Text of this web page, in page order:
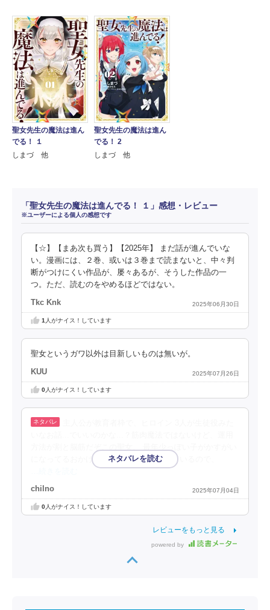
聖女先生の魔法は進ん
でる！ １
しまづ 他
聖女先生の魔法は進ん
でる！ 2
しまづ 他
「聖女先生の魔法は進んでる！ １」感想・レビュー
※ユーザーによる個人の感想です
【☆】【まあ次も買う】【2025年】 まだ話が進んでいな
い。漫画には、２巻、或いは３巻まで読まないと、中々判
断がつけにくい作品が、屡々あるが、そうした作品の一
つ。ただ、読むのをやめるほどではない。
Tkc Knk 2025年06月30日
1 人がナイス！しています
聖女というガワ以外は目新しいものは無いが。
KUU 2025年07月26日
0人がナイス！しています
になってるおかげで話がスムーズになっているので、
chilno 2025年07月04日
0人がナイス！しています
レビューをもっと見る
powered by